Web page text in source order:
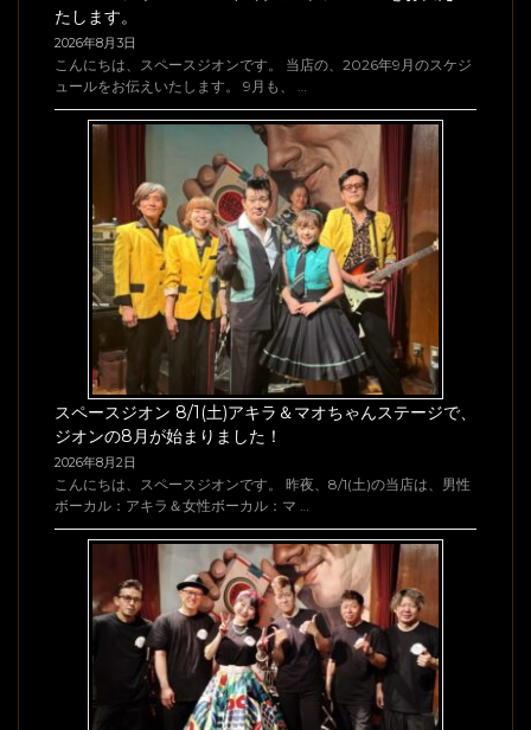
たします。
2026年8月3日
こんにちは、スペースジオンです。 当店の、2026年9月のスケジ
ュールをお伝えいたします。 9月も、 …
スペースジオン 8/1(土)アキラ＆マオちゃんステージで、
ジオンの8月が始まりました！
2026年8月2日
こんにちは、スペースジオンです。 昨夜、8/1(土)の当店は、男性
ボーカル：アキラ＆女性ボーカル：マ …